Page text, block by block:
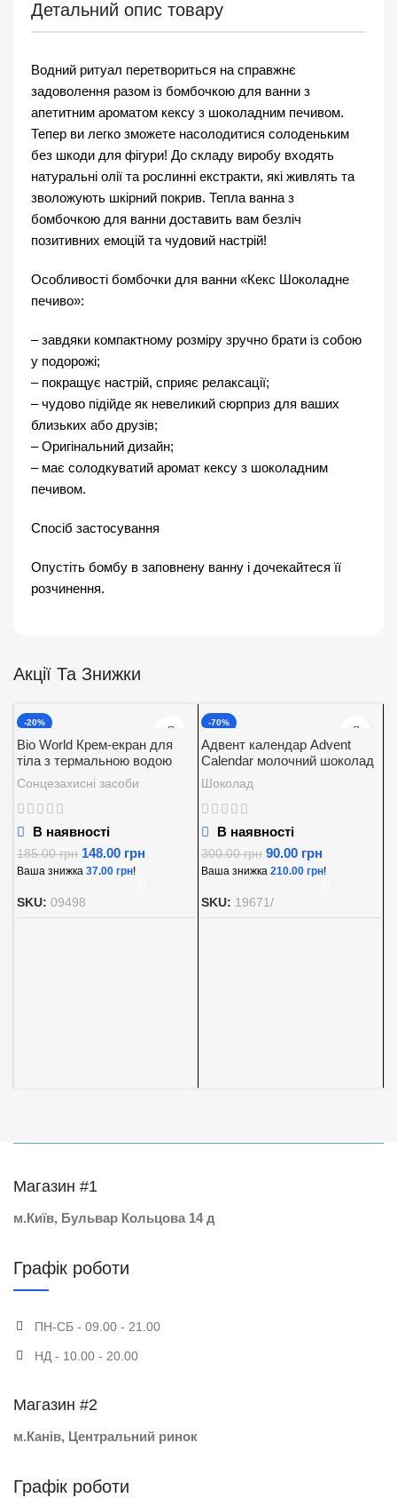
Детальний опис товару
Водний ритуал перетвориться на справжнє
задоволення разом із бомбочкою для ванни з
апетитним ароматом кексу з шоколадним печивом.
Тепер ви легко зможете насолодитися солоденьким
без шкоди для фігури! До складу виробу входять
натуральні олії та рослинні екстракти, які живлять та
зволожують шкірний покрив. Тепла ванна з
бомбочкою для ванни доставить вам безліч
позитивних емоцій та чудовий настрій!
Особливості бомбочки для ванни «Кекс Шоколадне
печиво»:
– завдяки компактному розміру зручно брати із собою
у подорожі;
– покращує настрій, сприяє релаксації;
– чудово підійде як невеликий сюрприз для ваших
близьких або друзів;
– Оригінальний дизайн;
– має солодкуватий аромат кексу з шоколадним
печивом.
Спосіб застосування
Опустіть бомбу в заповнену ванну і дочекайтеся її
розчинення.
Акції Та Знижки
-20%
Bio World Крем-екран для
тіла з термальною водою
SPF 30
Сонцезахисні засоби
В наявності
185.00грн 148.00 грн
Ваша знижка 37.00 грн!
SKU: 09498
-70%
Адвент календар Advent
Calendar молочний шоколад
із вершковою начинкою
Baron 200 г.
Шоколад
В наявності
300.00грн 90.00 грн
Ваша знижка 210.00 грн!
SKU: 19671/
Магазин #1
м.Київ, Бульвар Кольцова 14 д
Графік роботи
ПН-СБ - 09.00 - 21.00
НД - 10.00 - 20.00
Магазин #2
м.Канів, Центральний ринок
Графік роботи